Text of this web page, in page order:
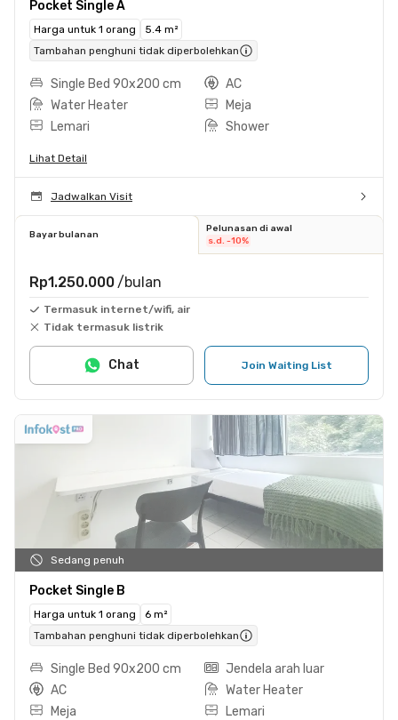
Pocket Single A
Harga untuk 1 orang
5.4 m²
Tambahan penghuni tidak diperbolehkan
Single Bed 90x200 cm
AC
Water Heater
Meja
Lemari
Shower
Lihat Detail
Jadwalkan Visit
Bayar bulanan
Pelunasan di awal
s.d. -10%
Rp1.250.000 /bulan
Termasuk internet/wifi, air
Tidak termasuk listrik
Join Waiting List
Chat
Sedang penuh
Pocket Single B
Harga untuk 1 orang
6 m²
Tambahan penghuni tidak diperbolehkan
Single Bed 90x200 cm
Jendela arah luar
AC
Water Heater
Meja
Lemari